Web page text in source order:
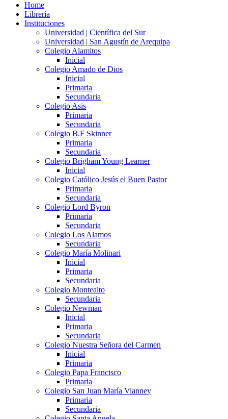
Home
Librería
Instituciones
Universidad | Científica del Sur
Universidad | San Agustín de Arequipa
Colegio Alamitos
Inicial
Colegio Amado de Dios
Inicial
Primaria
Secundaria
Colegio Asis
Primaria
Secundaria
Colegio B.F Skinner
Primaria
Secundaria
Colegio Brigham Young Learner
Inicial
Colegio Católico Jesús el Buen Pastor
Primaria
Secundaria
Colegio Lord Byron
Primaria
Secundaria
Colegio Los Alamos
Secundaria
Colegio María Molinari
Inicial
Primaria
Secundaria
Colegio Montealto
Secundaria
Colegio Newman
Inicial
Primaria
Secundaria
Colegio Nuestra Señora del Carmen
Inicial
Primaria
Colegio Papa Francisco
Primaria
Colegio San Juan María Vianney
Primaria
Secundaria